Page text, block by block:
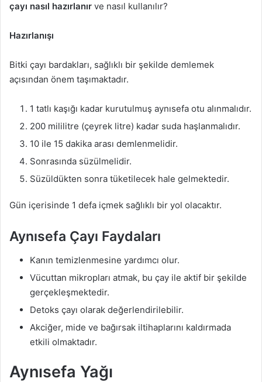
çayı nasıl hazırlanır ve nasıl kullanılır?
Hazırlanışı
Bitki çayı bardakları, sağlıklı bir şekilde demlemek
açısından önem taşımaktadır.
1 tatlı kaşığı kadar kurutulmuş aynısefa otu alınmalıdır.
200 mililitre (çeyrek litre) kadar suda haşlanmalıdır.
10 ile 15 dakika arası demlenmelidir.
Sonrasında süzülmelidir.
Süzüldükten sonra tüketilecek hale gelmektedir.
Gün içerisinde 1 defa içmek sağlıklı bir yol olacaktır.
Aynısefa Çayı Faydaları
Kanın temizlenmesine yardımcı olur.
Vücuttan mikropları atmak, bu çay ile aktif bir şekilde
gerçekleşmektedir.
Detoks çayı olarak değerlendirilebilir.
Akciğer, mide ve bağırsak iltihaplarını kaldırmada
etkili olmaktadır.
Aynısefa Yağı